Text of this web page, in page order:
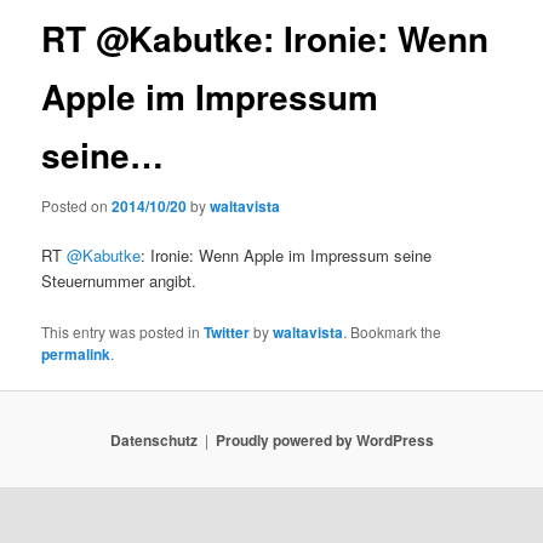
RT @Kabutke: Ironie: Wenn
Apple im Impressum
seine…
Posted on2014/10/20bywaltavista
RT@Kabutke: Ironie: Wenn Apple im Impressum seine
Steuernummer angibt.
This entry was posted inTwitterbywaltavista. Bookmark the
permalink.
Datenschutz Proudly powered by WordPress